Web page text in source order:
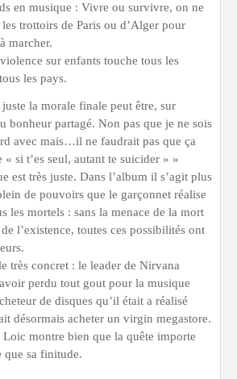
en musique : Vivre ou survivre, on ne
trottoirs de Paris ou d’Alger pour
marcher.
sur enfants touche tous les
les pays.
juste la morale finale peut être, sur
bonheur partagé. Non pas que je ne sois
avec mais…il ne faudrait pas que ça
si t’es seul, autant te suicider » »
est très juste. Dans l’album il s’agit plus
de pouvoirs que le garçonnet réalise
les mortels : sans la menace de la mort
l’existence, toutes ces possibilités ont
très concret : le leader de Nirvana
perdu tout gout pour la musique
de disques qu’il était a réalisé
désormais acheter un virgin megastore.
montre bien que la quête importe
que sa finitude.